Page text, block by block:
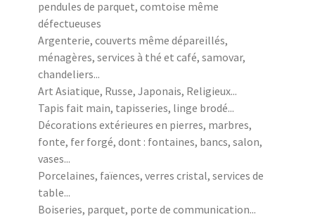
pendules de parquet, comtoise même
défectueuses
Argenterie, couverts même dépareillés,
ménagères, services à thé et café, samovar,
chandeliers...
Art Asiatique, Russe, Japonais, Religieux...
Tapis fait main, tapisseries, linge brodé...
Décorations extérieures en pierres, marbres,
fonte, fer forgé, dont : fontaines, bancs, salon,
vases...
Porcelaines, faïences, verres cristal, services de
table...
Boiseries, parquet, porte de communication...